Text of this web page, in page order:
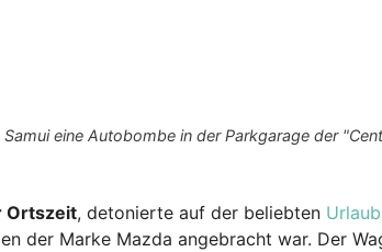
eine Autobombe in der Parkgarage der
Ortszeit, detonierte auf der beliebten
der Marke Mazda angebracht war. Der